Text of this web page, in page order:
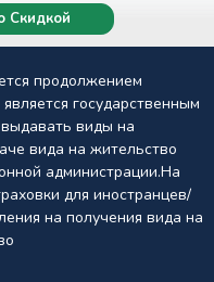
Скидкой
продолжением
государственным
виды на
вида на жительство
администрации.На
для иностранцев/
на получения вида на